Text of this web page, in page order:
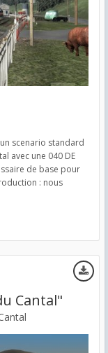
scenario standard
avec une 040 DE
de base pour
: nous
Cantal"